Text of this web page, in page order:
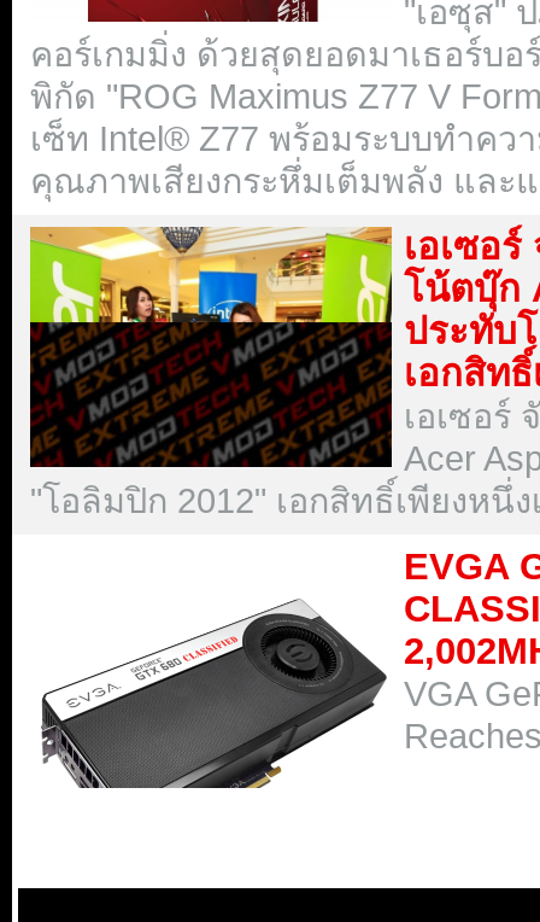
"เอซุส"
คอร์เกมมิ่ง ด้วยสุดยอดมาเธอร์บ
พิกัด "ROG Maximus Z77 V
เซ็ท Intel® Z77 พร้อมระบบทำคว
คุณภาพเสียงกระหึ่มเต็มพลัง แล
เอเซอ
โน้ตบุ๊ก
ประทับ
เอกสิท
เอเซอร์
Acer
"โอลิมปิก 2012" เอกสิทธิ์เพียงหนึ่ง
EVGA
VGA